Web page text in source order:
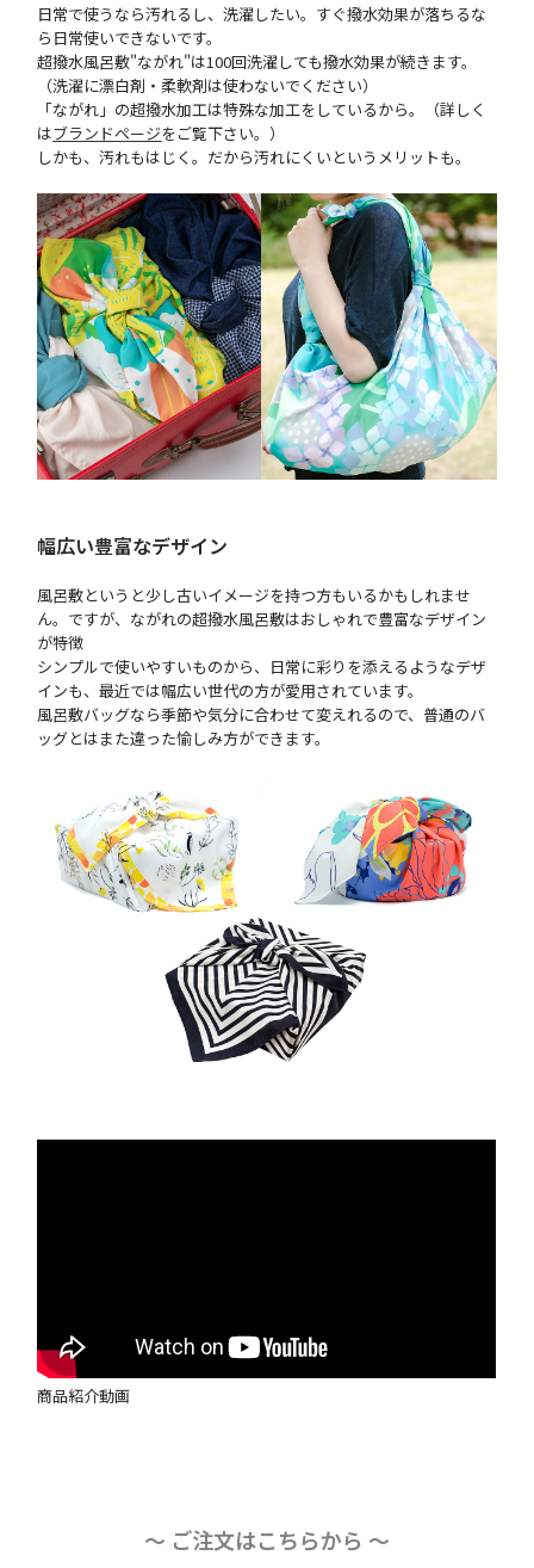
日常で使うなら汚れるし、洗濯したい。すぐ撥水効果が落ちるな
ら日常使いできないです。
超撥水風呂敷"ながれ"は100回洗濯しても撥水効果が続きます。
（洗濯に漂白剤・柔軟剤は使わないでください）
「ながれ」の超撥水加工は特殊な加工をしているから。（詳しく
はブランドページをご覧下さい。）
しかも、汚れもはじく。だから汚れにくいというメリットも。
幅広い豊富なデザイン
風呂敷というと少し古いイメージを持つ方もいるかもしれませ
ん。ですが、ながれの超撥水風呂敷はおしゃれで豊富なデザイン
が特徴
シンプルで使いやすいものから、日常に彩りを添えるようなデザ
インも、最近では幅広い世代の方が愛用されています。
風呂敷バッグなら季節や気分に合わせて変えれるので、普通のバ
ッグとはまた違った愉しみ方ができます。
商品紹介動画
〜 ご注文はこちらから 〜